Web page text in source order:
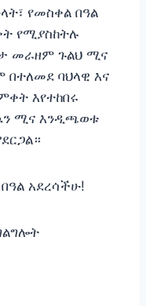
የመስቀል በዓል
የሚያስከትሉ
መራዘም ጉልህ ሚና
ባህላዊ እና
እየተከበሩ
ሚና እንዲጫወቱ
አደረሳችሁ!